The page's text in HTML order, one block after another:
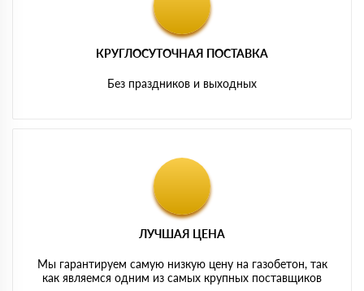
КРУГЛОСУТОЧНАЯ ПОСТАВКА
Без праздников и выходных
ЛУЧШАЯ ЦЕНА
Мы гарантируем самую низкую цену на газобетон, так
как являемся одним из самых крупных поставщиков